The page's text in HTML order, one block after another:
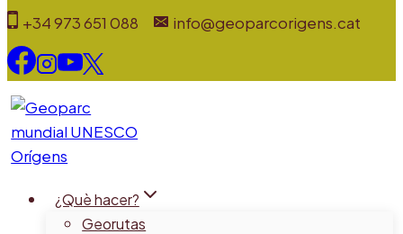
al
contenido
+34 973 651 088 info@geoparcorigens.cat
¿Què hacer?
Georutas